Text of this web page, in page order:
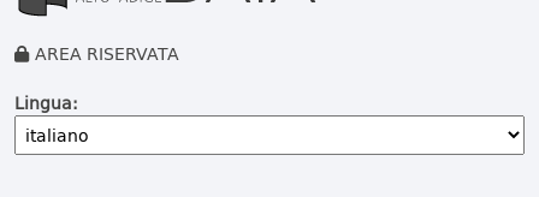
AREA RISERVATA
Lingua